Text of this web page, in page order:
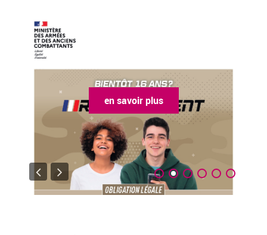
en savoir plus